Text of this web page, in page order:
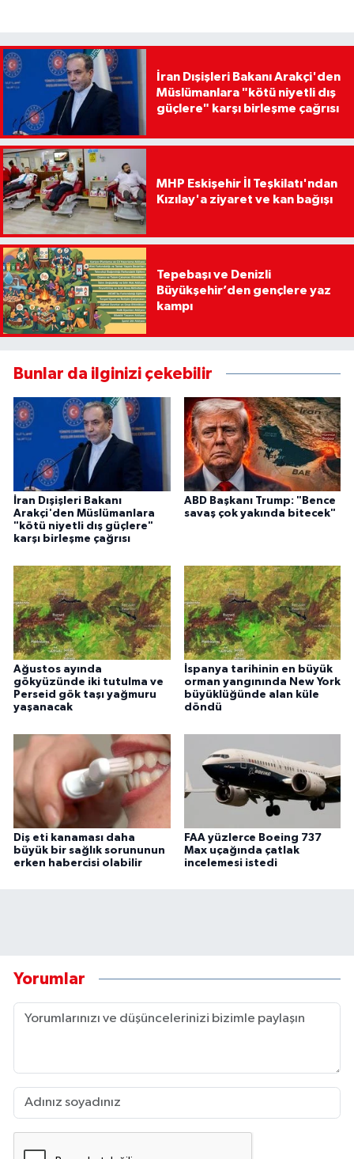
İran Dışişleri Bakanı Arakçi'den
Müslümanlara "kötü niyetli dış
güçlere" karşı birleşme çağrısı
MHP Eskişehir İl Teşkilatı'ndan
Kızılay'a ziyaret ve kan bağışı
Tepebaşı ve Denizli
Büyükşehir’den gençlere yaz
kampı
Bunlar da ilginizi çekebilir
İran Dışişleri Bakanı
Arakçi'den Müslümanlara
"kötü niyetli dış güçlere"
karşı birleşme çağrısı
ABD Başkanı Trump: "Bence
savaş çok yakında bitecek"
Ağustos ayında
gökyüzünde iki tutulma ve
Perseid gök taşı yağmuru
yaşanacak
İspanya tarihinin en büyük
orman yangınında New York
büyüklüğünde alan küle
döndü
Diş eti kanaması daha
büyük bir sağlık sorununun
erken habercisi olabilir
FAA yüzlerce Boeing 737
Max uçağında çatlak
incelemesi istedi
Yorumlar